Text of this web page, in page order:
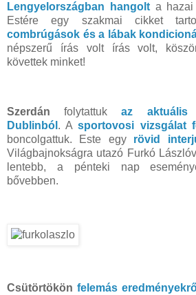
Lengyelországban hangolt a hazai
Estére egy szakmai cikket
combrúgások és a lábak
népszerű írás volt írás volt,
követtek minket!
Szerdán folytattukaz aktuális
Dublinból . Asportovosi vizsgálat
boncolgattuk. Este egy rövid
Világbajnokságra utazó Furkó
lentebb, a pénteki nap
bővebben.
Csütörtökön felemás